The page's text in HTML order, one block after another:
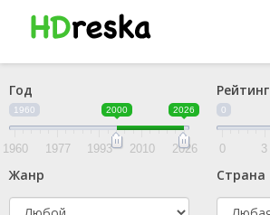
Год
1960 2000 2026
1960 1977 1993 2010 2026
Рейтинг
0
0 3
Жанр Страна